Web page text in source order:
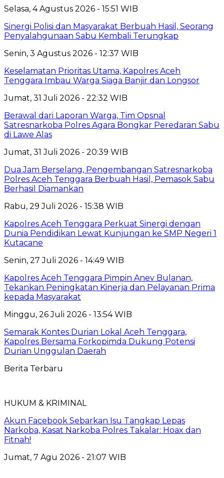
Selasa, 4 Agustus 2026 - 15:51 WIB
Sinergi Polisi dan Masyarakat Berbuah Hasil, Seorang
Penyalahgunaan Sabu Kembali Terungkap
Senin, 3 Agustus 2026 - 12:37 WIB
Keselamatan Prioritas Utama, Kapolres Aceh
Tenggara Imbau Warga Siaga Banjir dan Longsor
Jumat, 31 Juli 2026 - 22:32 WIB
Berawal dari Laporan Warga, Tim Opsnal
Satresnarkoba Polres Agara Bongkar Peredaran Sabu
di Lawe Alas
Jumat, 31 Juli 2026 - 20:39 WIB
Dua Jam Berselang, Pengembangan Satresnarkoba
Polres Aceh Tenggara Berbuah Hasil, Pemasok Sabu
Berhasil Diamankan
Rabu, 29 Juli 2026 - 15:38 WIB
Kapolres Aceh Tenggara Perkuat Sinergi dengan
Dunia Pendidikan Lewat Kunjungan ke SMP Negeri 1
Kutacane
Senin, 27 Juli 2026 - 14:49 WIB
Kapolres Aceh Tenggara Pimpin Anev Bulanan,
Tekankan Peningkatan Kinerja dan Pelayanan Prima
kepada Masyarakat
Minggu, 26 Juli 2026 - 13:54 WIB
Semarak Kontes Durian Lokal Aceh Tenggara,
Kapolres Bersama Forkopimda Dukung Potensi
Durian Unggulan Daerah
Berita Terbaru
HUKUM & KRIMINAL
Akun Facebook Sebarkan Isu Tangkap Lepas
Narkoba, Kasat Narkoba Polres Takalar: Hoax dan
Fitnah!
Jumat, 7 Agu 2026 - 21:07 WIB